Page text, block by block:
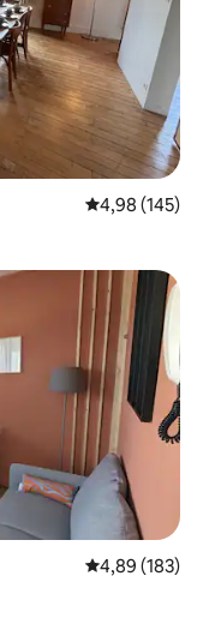
Calificación
4,98 (145)
Calificación
4,89 (183)